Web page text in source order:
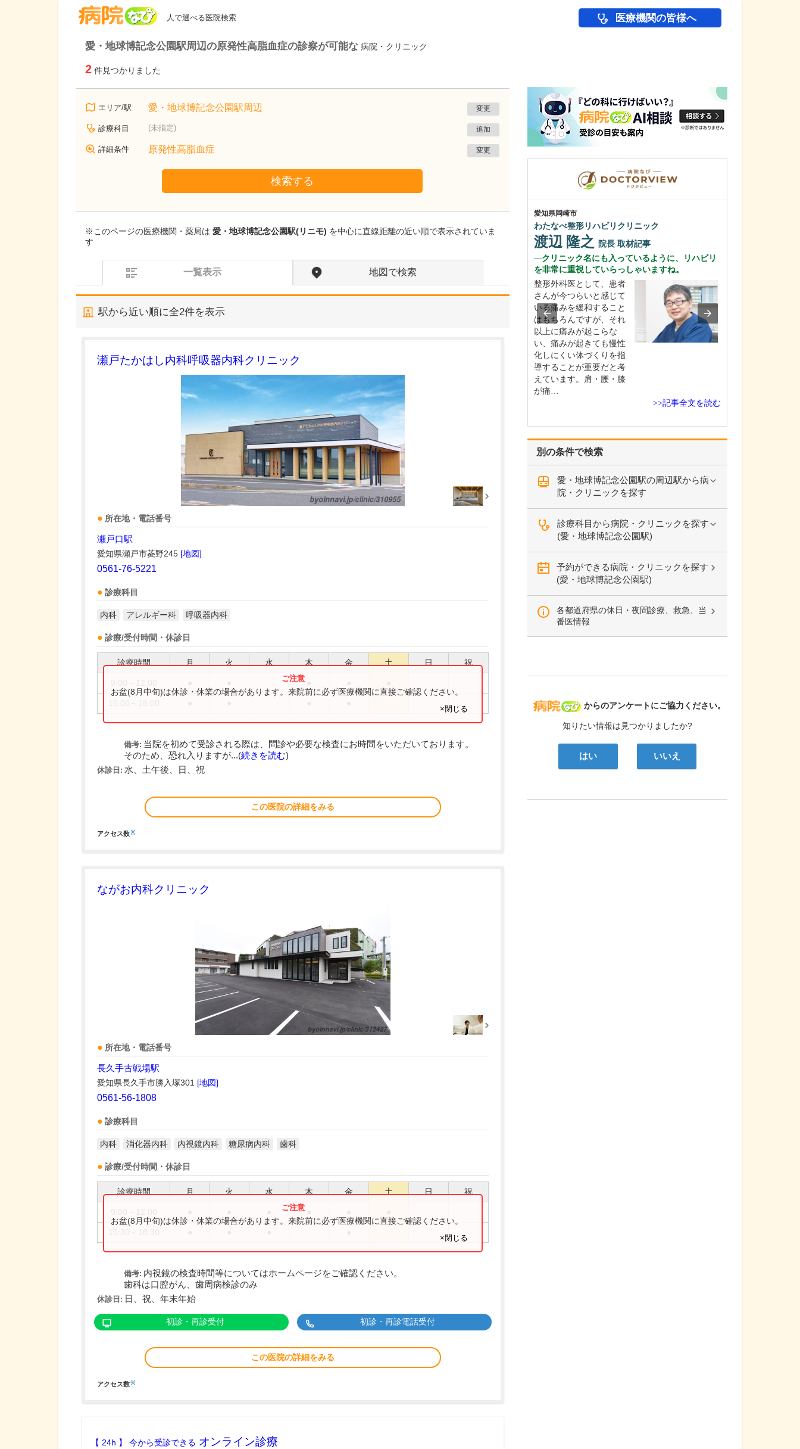
人で選べる医院検索 医療機関の皆様へ
愛・地球博記念公園駅周辺の原発性高脂血症の診察が可能な 病院・クリニック
2 件見つかりました
エリア/駅 愛・地球博記念公園駅周辺 変更
診療科目 (未指定) 追加
詳細条件 原発性高脂血症 変更
検索する
※このページの医療機関・薬局は 愛・地球博記念公園駅(リニモ) を中心に直線距離の近い順で表示されていま
す
一覧表示 地図で検索
駅から近い順に全2件を表示
瀬戸たかはし内科呼吸器内科クリニック
所在地・電話番号
瀬戸口駅
愛知県瀬戸市菱野245 [地図]
0561-76-5221
診療科目
内科 アレルギー科 呼吸器内科
診療/受付時間・休診日
診療時間 月 火 水 木 金 土 日 祝
お盆(8月中旬)は休診・休業の場合があります。来院前に必ず医療機関に直接ご確認ください。
×閉じる
備考: 当院を初めて受診される際は、問診や必要な検査にお時間をいただいております。
そのため、恐れ入りますが...(続きを読む)
休診日: 水、土午後、日、祝
この医院の詳細をみる
アクセス数※
ながお内科クリニック
所在地・電話番号
長久手古戦場駅
愛知県長久手市勝入塚301 [地図]
0561-56-1808
診療科目
内科 消化器内科 内視鏡内科 糖尿病内科 歯科
診療/受付時間・休診日
診療時間 月 火 水 木 金 土 日 祝
お盆(8月中旬)は休診・休業の場合があります。来院前に必ず医療機関に直接ご確認ください。
×閉じる
備考: 内視鏡の検査時間等についてはホームページをご確認ください。
歯科は口腔がん、歯周病検診のみ
休診日: 日、祝、年末年始
初診・再診受付 初診・再診電話受付
この医院の詳細をみる
アクセス数※
【 24h 】 今から受診できる オンライン診療
別の条件で検索
愛・地球博記念公園駅の周辺駅から病
院・クリニックを探す
診療科目から病院・クリニックを探す
(愛・地球博記念公園駅)
予約ができる病院・クリニックを探す
(愛・地球博記念公園駅)
各都道府県の休日・夜間診療、救急、当
番医情報
病院なび
からのアンケートにご協力ください。
知りたい情報は見つかりましたか?
はい いいえ
愛知県岡崎市
わたなべ整形リハビリクリニック
渡辺 隆之 院長 取材記事
クリニック名にも入っているように、リハビリ
を非常に重視していらっしゃいますね。
整形外科医として、患者
さんが今つらいと感じて
いる痛みを緩和すること
はもちろんですが、それ
以上に痛みが起こらな
い、痛みが起きても慢性
化しにくい体づくりを指
導することが重要だと考
えています。肩・腰・膝
が痛…
>>記事全文を読む
群馬県前橋市
前橋フォレスト内科外科クリニック
日々の診療でどのようなことを心がけています
プライマリケア(総合診
療)を担う地域のホームド
ます。その上で、お一
人…